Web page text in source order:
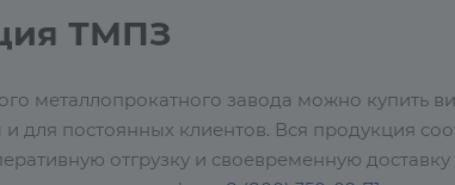
ТМПЗ
металлопрокатного завода можно купить
и для постоянных клиентов. Вся продукция
отгрузку и своевременную